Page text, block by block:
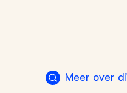
Meer over